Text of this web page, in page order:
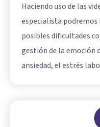
Haciendo uso de las
especialista
posibles dificultades
gestión de la emoción
ansiedad, el estrés